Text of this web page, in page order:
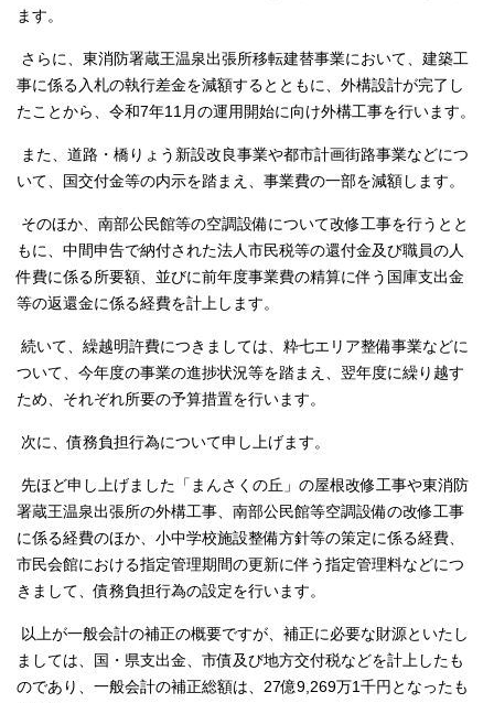
ます。
さらに、東消防署蔵王温泉出張所移転建替事業において、建築工
事に係る入札の執行差金を減額するとともに、外構設計が完了し
たことから、令和7年11月の運用開始に向け外構工事を行います。
また、道路・橋りょう新設改良事業や都市計画街路事業などにつ
いて、国交付金等の内示を踏まえ、事業費の一部を減額します。
そのほか、南部公民館等の空調設備について改修工事を行うとと
もに、中間申告で納付された法人市民税等の還付金及び職員の人
件費に係る所要額、並びに前年度事業費の精算に伴う国庫支出金
等の返還金に係る経費を計上します。
続いて、繰越明許費につきましては、粋七エリア整備事業などに
ついて、今年度の事業の進捗状況等を踏まえ、翌年度に繰り越す
ため、それぞれ所要の予算措置を行います。
次に、債務負担行為について申し上げます。
先ほど申し上げました「まんさくの丘」の屋根改修工事や東消防
署蔵王温泉出張所の外構工事、南部公民館等空調設備の改修工事
に係る経費のほか、小中学校施設整備方針等の策定に係る経費、
市民会館における指定管理期間の更新に伴う指定管理料などにつ
きまして、債務負担行為の設定を行います。
以上が一般会計の補正の概要ですが、補正に必要な財源といたし
ましては、国・県支出金、市債及び地方交付税などを計上したも
のであり、一般会計の補正総額は、27億9,269万1千円となったも